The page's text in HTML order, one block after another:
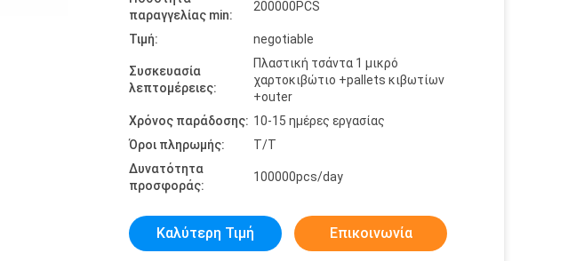
παραγγελίας min:
200000PCS
Τιμή: negotiable
Συσκευασία
λεπτομέρειες:
Πλαστική τσάντα 1 μικρό
χαρτοκιβώτιο +pallets κιβωτίων
+outer
Χρόνος παράδοσης: 10-15 ημέρες εργασίας
Όροι πληρωμής:
T/T
Δυνατότητα
προσφοράς:
100000pcs/day
Καλύτερη Τιμή Επικοινωνία